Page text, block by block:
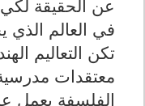
عن الحقيقة
في العالم الذي
تكن التعاليم
معتقدات
الفلسفة يعمل